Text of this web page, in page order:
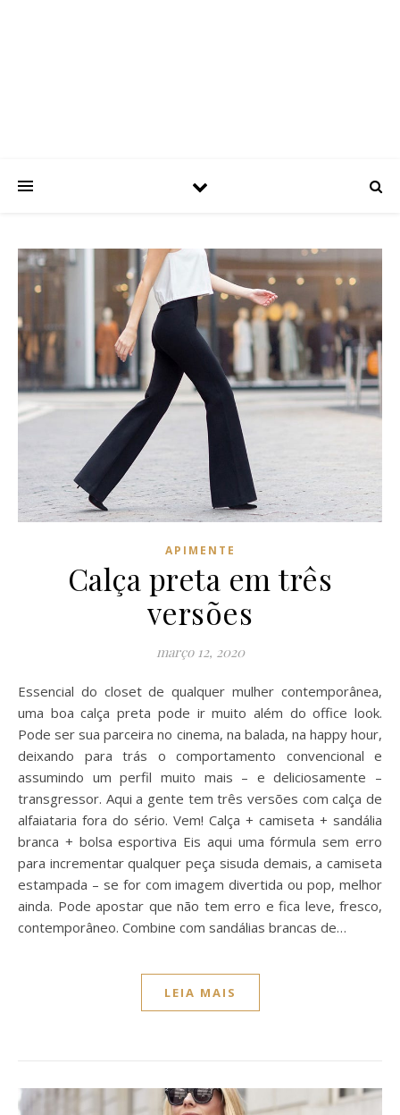
APIMENTE
Calça preta em três
versões
março 12, 2020
Essencial do closet de qualquer mulher contemporânea,
uma boa calça preta pode ir muito além do office look.
Pode ser sua parceira no cinema, na balada, na happy hour,
deixando para trás o comportamento convencional e
assumindo um perfil muito mais – e deliciosamente –
transgressor. Aqui a gente tem três versões com calça de
alfaiataria fora do sério. Vem! Calça + camiseta + sandália
branca + bolsa esportiva Eis aqui uma fórmula sem erro
para incrementar qualquer peça sisuda demais, a camiseta
estampada – se for com imagem divertida ou pop, melhor
ainda. Pode apostar que não tem erro e fica leve, fresco,
contemporâneo. Combine com sandálias brancas de…
LEIA MAIS